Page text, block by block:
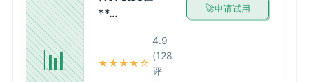
📊
**…
★★★★☆
4.9
(128
评
申请试用